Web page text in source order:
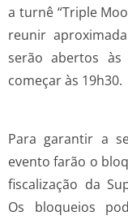
a turnê “Triple
reunir
serão abertos
começar às 19h30.
Para garantir a
evento farão o
fiscalização da
Os bloqueios